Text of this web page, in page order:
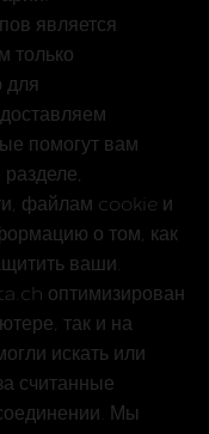
является
только
для
помогут вам
файлам cookie и
о том, как
ваши.
оптимизирован
так и на
искать или
считанные
Мы